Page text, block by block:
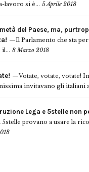
lavoro si è... 5 Aprile 2018
del Paese, ma,
Il Parlamento che sta
il... 8 Marzo 2018
Votate, votate, votate!
invitavano gli italiani
Lega e 5stelle non
5stelle provano a usare la